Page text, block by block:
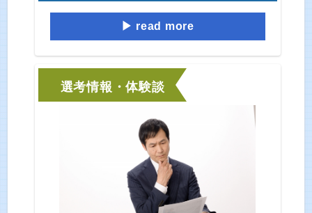
read more
選考情報・体験談